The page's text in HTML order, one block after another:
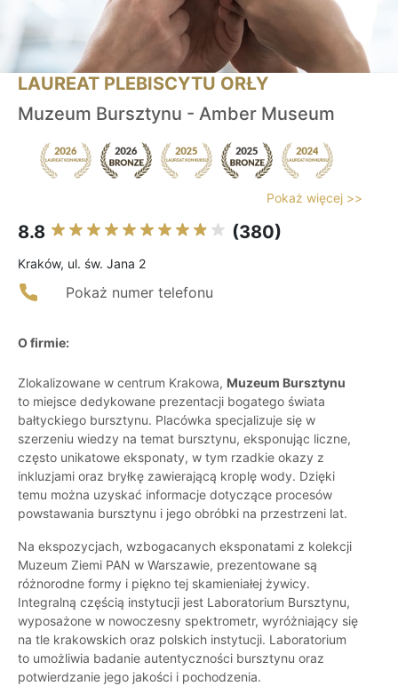
LAUREAT PLEBISCYTU ORŁY
Muzeum Bursztynu - Amber Museum
Pokaż więcej >>
8.8 (380)
Kraków, ul. św. Jana 2
Pokaż numer telefonu
O firmie:
Zlokalizowane w centrum Krakowa, Muzeum Bursztynu
to miejsce dedykowane prezentacji bogatego świata
bałtyckiego bursztynu. Placówka specjalizuje się w
szerzeniu wiedzy na temat bursztynu, eksponując liczne,
często unikatowe eksponaty, w tym rzadkie okazy z
inkluzjami oraz bryłkę zawierającą kroplę wody. Dzięki
temu można uzyskać informacje dotyczące procesów
powstawania bursztynu i jego obróbki na przestrzeni lat.
Na ekspozycjach, wzbogacanych eksponatami z kolekcji
Muzeum Ziemi PAN w Warszawie, prezentowane są
różnorodne formy i piękno tej skamieniałej żywicy.
Integralną częścią instytucji jest Laboratorium Bursztynu,
wyposażone w nowoczesny spektrometr, wyróżniający się
na tle krakowskich oraz polskich instytucji. Laboratorium
to umożliwia badanie autentyczności bursztynu oraz
potwierdzanie jego jakości i pochodzenia.